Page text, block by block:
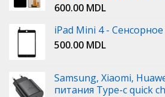
600.00 MDL
iPad Mini 4 - Сенсорное
500.00 MDL
Samsung, Xiaomi,
питания Type-c quick